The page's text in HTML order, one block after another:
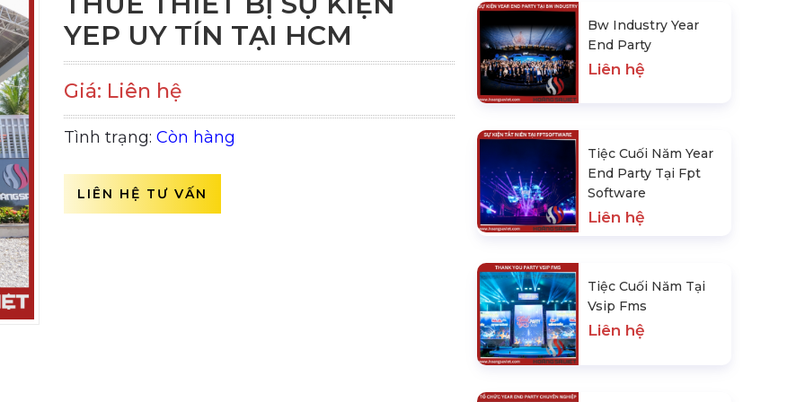
YEP UY TÍN TẠI HCM
Giá: Liên hệ
Tình trạng: Còn hàng
LIÊN HỆ TƯ VẤN
Bw Industry Year
End Party
Liên hệ
Tiệc Cuối Năm Year
End Party Tại Fpt
Software
Liên hệ
Tiệc Cuối Năm Tại
Vsip Fms
Liên hệ